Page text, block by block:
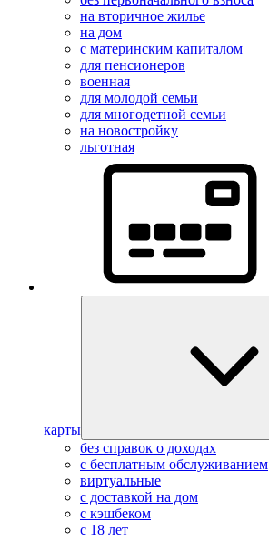
на вторичное жилье
на дом
с материнским капиталом
для пенсионеров
военная
для молодой семьи
для многодетной семьи
на новостройку
льготная
карты
без справок о доходах
с бесплатным обслуживанием
виртуальные
с доставкой на дом
с кэшбеком
с 18 лет